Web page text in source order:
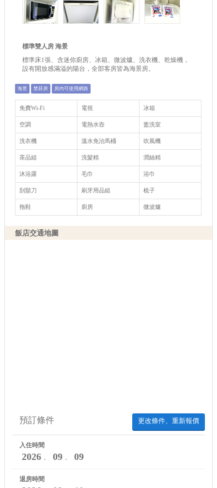
標準雙人房 海景
標準床1張、含迷你廚房、冰箱、微波爐、洗衣機、乾燥機，
設有開放感滿溢的陽台，全部客房皆為海景房。
海景 禁菸房 房內可使用網路
免費Wi-Fi 電視 冰箱
空調 電熱水壺 盥洗室
洗衣機 溫水免治馬桶 吹風機
茶品組 洗髮精 潤絲精
沐浴露 毛巾 浴巾
刮鬍刀 刷牙用品組 梳子
拖鞋 廚房 微波爐
飯店交通地圖
更改條件、重新報價
預訂條件
入住時間
2026． 09． 09
退房時間